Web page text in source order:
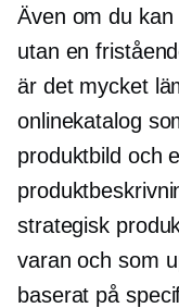
Även om du
utan en
är det mycket
onlinekatalog
produktbild och
strategisk
varan och som
baserat på